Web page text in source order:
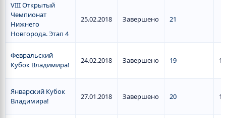
VIII Открытый
Чемпионат
Нижнего
Новгорода. Этап 4
25.02.2018 Завершено 21
Февральский
Кубок Владимира!
24.02.2018 Завершено 19 11
Январский Кубок
Владимира!
27.01.2018 Завершено 20 13